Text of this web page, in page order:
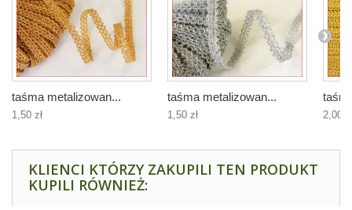
taśma metalizowan...
1,50 zł
taśma metalizowan...
1,50 zł 2,00
KLIENCI KTÓRZY ZAKUPILI TEN PRODUKT
KUPILI RÓWNIEŻ: